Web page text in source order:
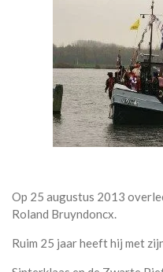
Op 25 augustus 2013
Roland Bruyndoncx.
Ruim 25 jaar heeft hij met